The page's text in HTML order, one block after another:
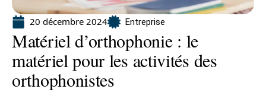
20 décembre 2024 Entreprise
Matériel d’orthophonie : le
matériel pour les activités des
orthophonistes